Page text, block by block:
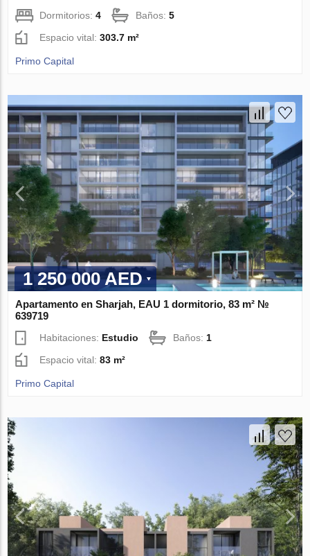
Dormitorios:4 Baños:5
Espacio vital:303.7 m²
Primo Capital
1 250 000 AED
Apartamento en Sharjah, EAU 1 dormitorio, 83 m² №
639719
Habitaciones: Estudio Baños:1
Espacio vital:83 m²
Primo Capital